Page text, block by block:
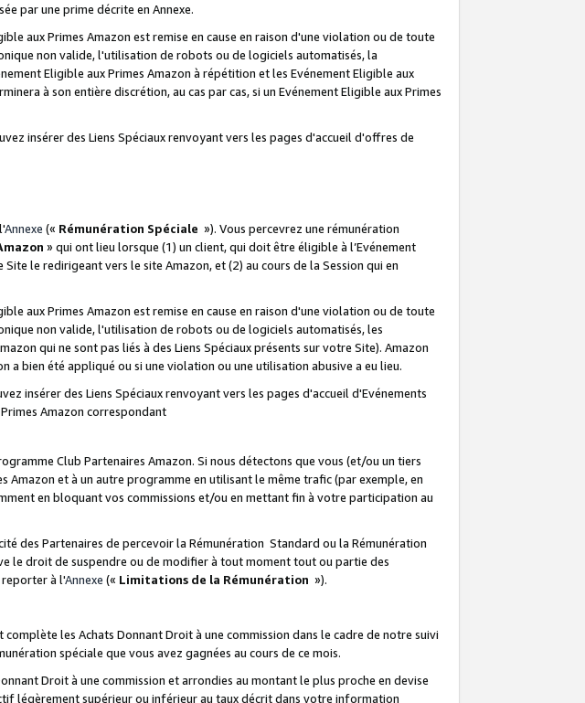
par une prime décrite en Annexe.
aux Primes Amazon est remise en cause en raison d'une violation ou de toute
non valide, l'utilisation de robots ou de logiciels automatisés, la
Eligible aux Primes Amazon à répétition et les Evénement Eligible aux
à son entière discrétion, au cas par cas, si un Evénement Eligible aux Primes
insérer des Liens Spéciaux renvoyant vers les pages d'accueil d'offres de
Annexe (« Rémunération Spéciale »). Vous percevrez une rémunération
» qui ont lieu lorsque (1) un client, qui doit être éligible à l’Evénement
le redirigeant vers le site Amazon, et (2) au cours de la Session qui en
aux Primes Amazon est remise en cause en raison d'une violation ou de toute
non valide, l'utilisation de robots ou de logiciels automatisés, les
qui ne sont pas liés à des Liens Spéciaux présents sur votre Site). Amazon
a bien été appliqué ou si une violation ou une utilisation abusive a eu lieu.
insérer des Liens Spéciaux renvoyant vers les pages d'accueil d'Evénements
Amazon correspondant
Club Partenaires Amazon. Si nous détectons que vous (et/ou un tiers
et à un autre programme en utilisant le même trafic (par exemple, en
en bloquant vos commissions et/ou en mettant fin à votre participation au
des Partenaires de percevoir la Rémunération Standard ou la Rémunération
le droit de suspendre ou de modifier à tout moment tout ou partie des
reporter à l'Annexe (« Limitations de la Rémunération »).
les Achats Donnant Droit à une commission dans le cadre de notre suivi
spéciale que vous avez gagnées au cours de ce mois.
Droit à une commission et arrondies au montant le plus proche en devise
légèrement supérieur ou inférieur au taux décrit dans votre information